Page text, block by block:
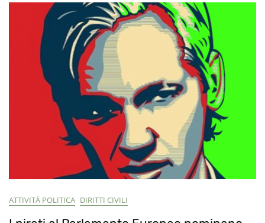
ATTIVITÀ POLITICA DIRITTI CIVILI